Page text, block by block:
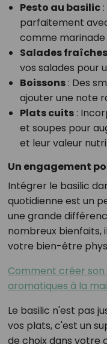
Pesto au basilic:
parfaitement
comme marinade
Salades fraîches
vos salades pour
Boissons: Des
ajouter une note
Plats cuits:
et soupes pour
et leur valeur
Un engagement
Intégrer le basilic
quotidienne est un
une grande
nombreux bienfaits,
votre bien-être
Comment créer
aromatiques à la
Le basilic n'est pas
vos plats, c'est un
de choix dans votre